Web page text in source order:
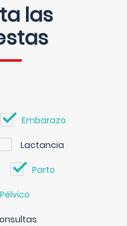
las
Embarazo
Lactancia
Parto